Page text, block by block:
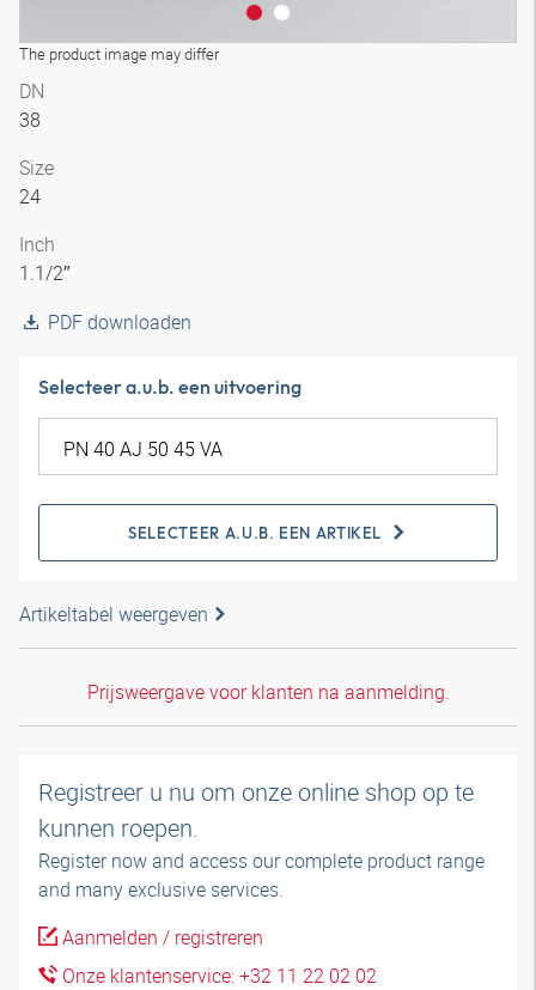
The product image may differ
DN
38
Size
24
Inch
1.1/2″
PDF downloaden
Selecteer a.u.b. een uitvoering
SELECTEER A.U.B. EEN ARTIKEL
Artikeltabel weergeven
Prijsweergave voor klanten na aanmelding.
Registreer u nu om onze online shop op te
kunnen roepen.
Register now and access our complete product range
and many exclusive services.
Aanmelden / registreren
Onze klantenservice: +32 11 22 02 02